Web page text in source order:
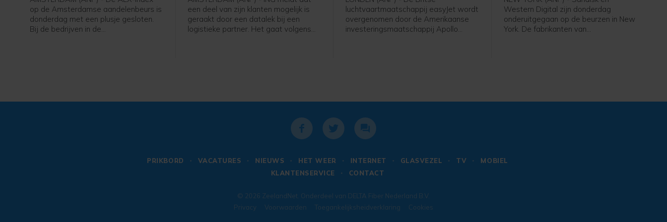
op de Amsterdamse aandelenbeurs is
donderdag met een plusje gesloten.
Bij de bedrijven in de
een deel van zijn klanten mogelijk is
geraakt door een datalek bij een
logistieke partner. Het gaat volgens
zouden er niet bij betrokken zijn.
luchtvaartmaatschappij easyJet wordt
overgenomen door de Amerikaanse
investeringsmaatschappij Apollo
Western Digital zijn donderdag
onderuitgegaan op de beurzen in New
York. De fabrikanten van
door de AI-opmars.
PRIKBORD VACATURES NIEUWS HET WEER INTERNET GLASVEZEL TV
MOBIEL
KLANTENSERVICE
CONTACT
© 2026 ZeelandNet . Onderdeel van DELTA Fiber Nederland B.V.
Privacy
Voorwaarden Toegankelijksheidverklaring Cookies